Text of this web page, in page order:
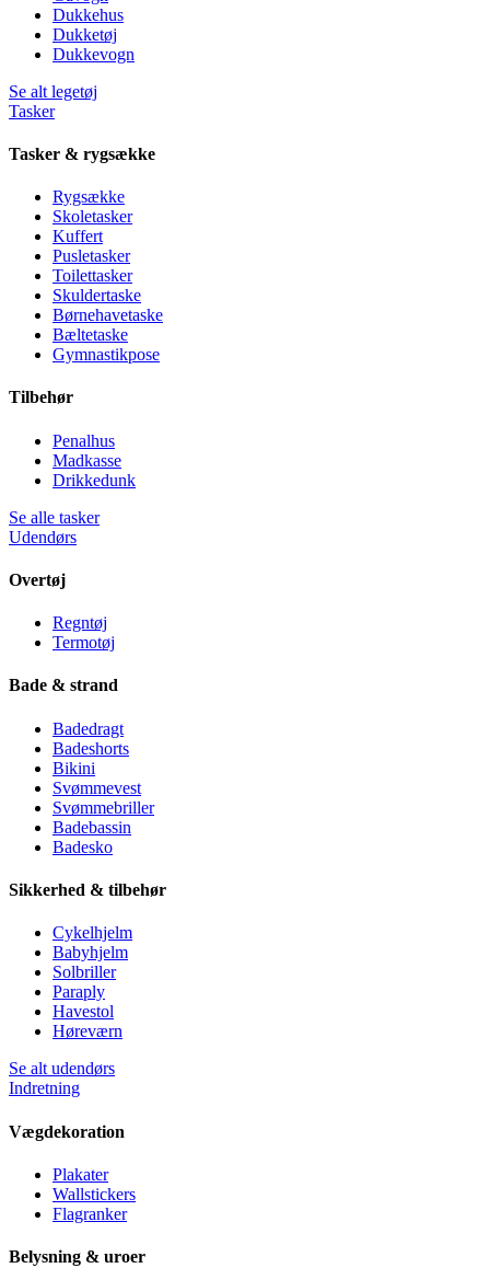
Dukkehus
Dukketøj
Dukkevogn
Se alt legetøj
Tasker
Tasker & rygsække
Rygsække
Skoletasker
Kuffert
Pusletasker
Toilettasker
Skuldertaske
Børnehavetaske
Bæltetaske
Gymnastikpose
Tilbehør
Penalhus
Madkasse
Drikkedunk
Se alle tasker
Udendørs
Overtøj
Regntøj
Termotøj
Bade & strand
Badedragt
Badeshorts
Bikini
Svømmevest
Svømmebriller
Badebassin
Badesko
Sikkerhed & tilbehør
Cykelhjelm
Babyhjelm
Solbriller
Paraply
Havestol
Høreværn
Se alt udendørs
Indretning
Vægdekoration
Plakater
Wallstickers
Flagranker
Belysning & uroer